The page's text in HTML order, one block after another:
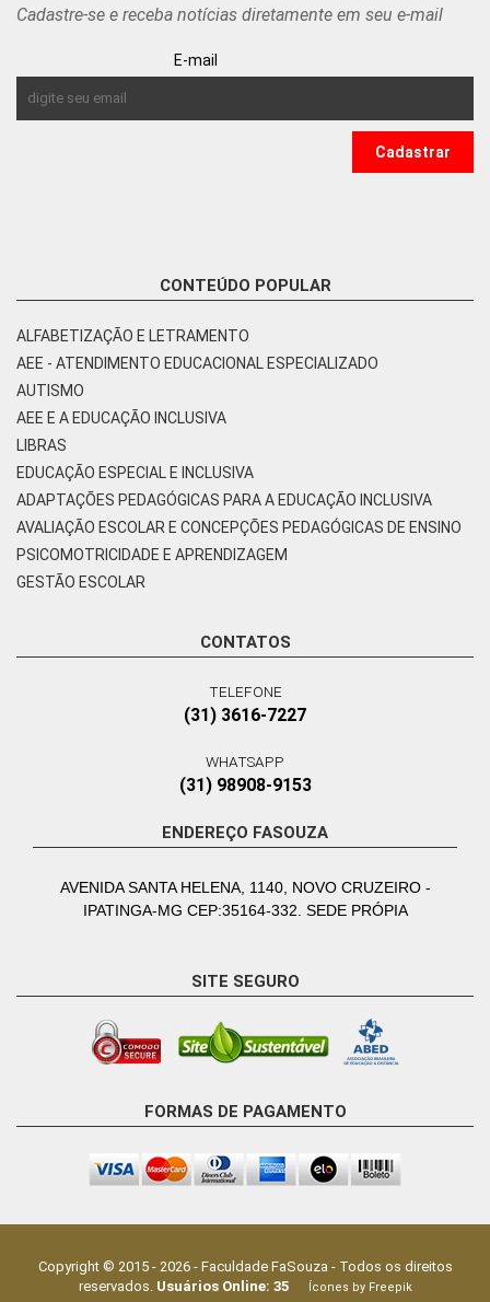
Cadastre-se e receba notícias diretamente em seu e-mail
E-mail
CONTEÚDO POPULAR
ALFABETIZAÇÃO E LETRAMENTO
AEE - ATENDIMENTO EDUCACIONAL ESPECIALIZADO
AUTISMO
AEE E A EDUCAÇÃO INCLUSIVA
LIBRAS
EDUCAÇÃO ESPECIAL E INCLUSIVA
ADAPTAÇÕES PEDAGÓGICAS PARA A EDUCAÇÃO INCLUSIVA
AVALIAÇÃO ESCOLAR E CONCEPÇÕES PEDAGÓGICAS DE ENSINO
PSICOMOTRICIDADE E APRENDIZAGEM
GESTÃO ESCOLAR
CONTATOS
TELEFONE
(31) 3616-7227
WHATSAPP
(31) 98908-9153
ENDEREÇO FASOUZA
AVENIDA SANTA HELENA, 1140, NOVO CRUZEIRO -
IPATINGA-MG CEP:35164-332. SEDE PRÓPIA
SITE SEGURO
FORMAS DE PAGAMENTO
Copyright © 2015 - 2026- Faculdade FaSouza - Todos os direitos
reservados. Usuários Online: 35Ícones by Freepik